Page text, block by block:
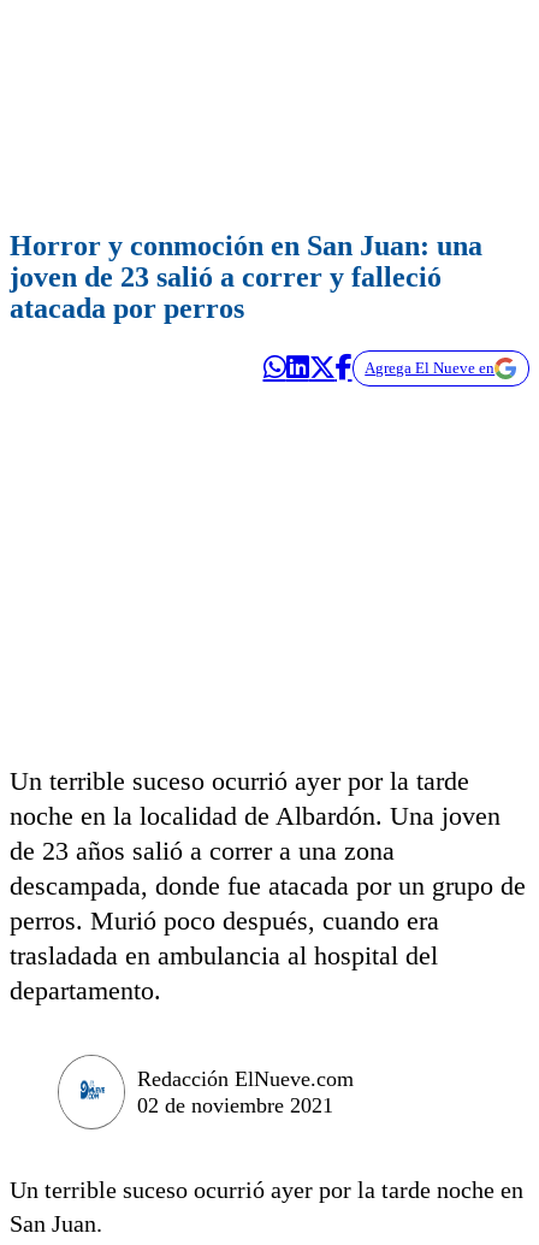
Horror y conmoción en San Juan: una
joven de 23 salió a correr y falleció
atacada por perros
Agrega El Nueve en
Un terrible suceso ocurrió ayer por la tarde
noche en la localidad de Albardón. Una joven
de 23 años salió a correr a una zona
descampada, donde fue atacada por un grupo de
perros. Murió poco después, cuando era
trasladada en ambulancia al hospital del
departamento.
Redacción ElNueve.com
02 de noviembre 2021
Un terrible suceso ocurrió ayer por la tarde noche en
San Juan.